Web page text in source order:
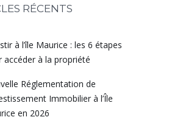
RÉCENTS
à l’île Maurice : les 6 étapes
accéder à la propriété
Réglementation de
Immobilier à l’Île
en 2026